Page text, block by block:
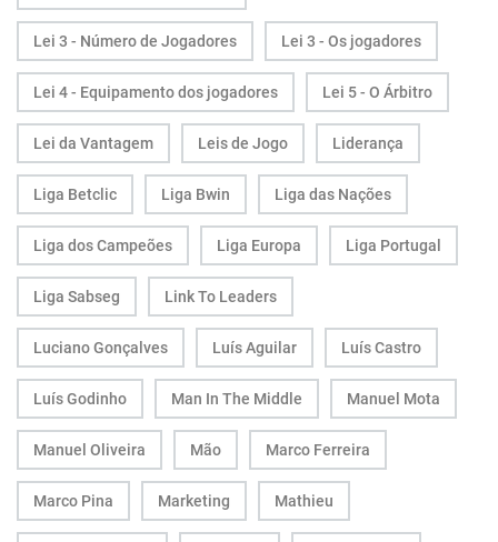
Lei 3 - Número de Jogadores Lei 3 - Os jogadores
Lei 4 - Equipamento dos jogadores Lei 5 - O Árbitro
Lei da Vantagem Leis de Jogo Liderança
Liga Betclic Liga Bwin Liga das Nações
Liga dos Campeões Liga Europa Liga Portugal
Liga Sabseg Link To Leaders
Luciano Gonçalves Luís Aguilar Luís Castro
Luís Godinho Man In The Middle Manuel Mota
Manuel Oliveira Mão Marco Ferreira
Marco Pina Marketing Mathieu